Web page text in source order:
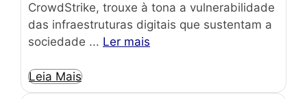
CrowdStrike, trouxe à tona a vulnerabilidade
das infraestruturas digitais que sustentam a
sociedade ... Ler mais
Leia Mais